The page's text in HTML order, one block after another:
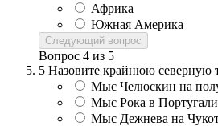
Африка
Южная Америка
Следующий вопрос
Вопрос 4 из 5
5 Назовите крайнюю северную
Мыс Челюскин на
Мыс Рока в
Мыс Дежнева на